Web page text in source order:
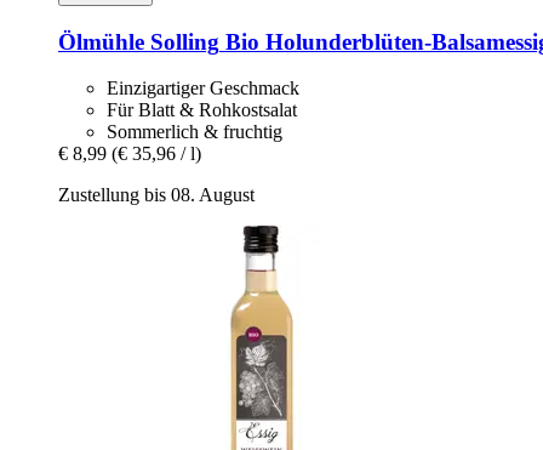
Ölmühle Solling Bio Holunderblüten-​
Einzigartiger Geschmack
Für Blatt & Rohkostsalat
Sommerlich & fruchtig
€ 8,99 (€ 35,96 / l)
Zustellung bis 08. August